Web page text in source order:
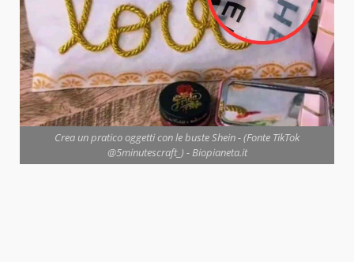
Crea un pratico oggetti con le buste Shein - (Fonte TikTok
@5minutescraft_) - Biopianeta.it